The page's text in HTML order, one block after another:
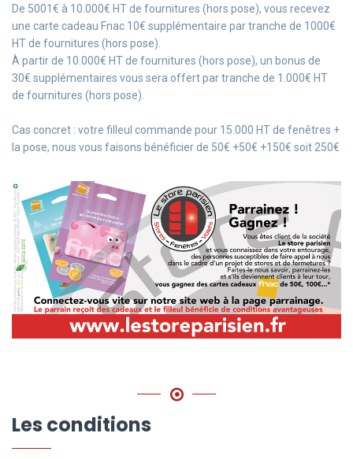
De 5001€ à 10.000€ HT de fournitures (hors pose), vous recevez
une carte cadeau Fnac 10€ supplémentaire par tranche de 1000€
HT de fournitures (hors pose).
À partir de 10.000€ HT de fournitures (hors pose), un bonus de
30€ supplémentaires vous sera offert par tranche de 1.000€ HT
de fournitures (hors pose).
Cas concret : votre filleul commande pour 15.000 HT de fenêtres +
la pose, nous vous faisons bénéficier de 50€ +50€ +150€ soit 250€
Les conditions